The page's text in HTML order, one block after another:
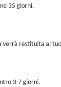
35 giorni.
verrà restituita al
3-7 giorni.